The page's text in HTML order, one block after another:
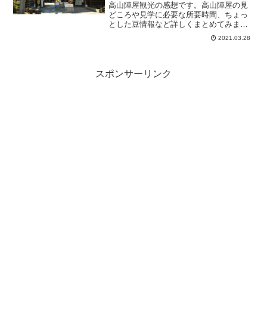
高山陣屋観光の感想です。高山陣屋の見
どころや見学に必要な所要時間、ちょっ
とした豆情報など詳しくまとめてみまし
2021.03.28
スポンサーリンク